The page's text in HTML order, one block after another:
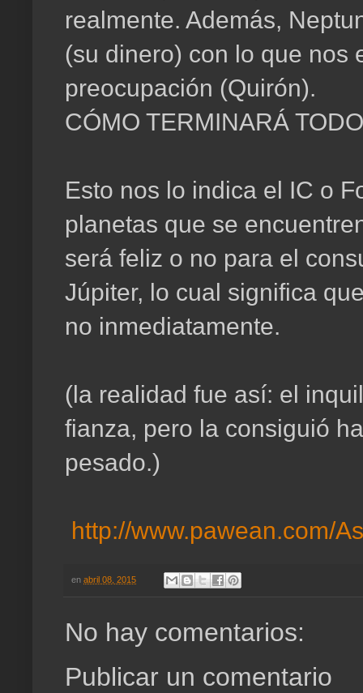
realmente. Además,
(su dinero) con lo que nos
preocupación (Quirón).
CÓMO TERMINARÁ TODO
Esto nos lo indica el IC o
planetas que se
será feliz o no para el
Júpiter, lo cual significa
no inmediatamente.
(la realidad fue así: el
fianza, pero la consiguió
pesado.)
http://www.pawean.com/
en abril 08, 2015
No hay comentarios:
Publicar un comentario